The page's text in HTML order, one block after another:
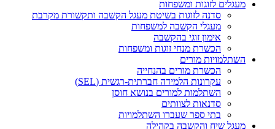
מעגלים לזוגות ומשפחות
סדנה לזוגות בשיטת מעגל הקשבה ותקשורת מקרבת
מעגלי הקשבה למשפחות
אימון זוגי בהקשבה
הכשרת מנחי זוגות ומשפחות
השתלמויות מורים
הכשרת מורים בהנחייה
עקרונות הלמידה חברתית-רגשית (SEL)
השתלמות למורים בנושא חוסן
סדנאות לצוותים
בתי ספר שעברו השתלמויות
מעגל שיח והקשבה בקהילה